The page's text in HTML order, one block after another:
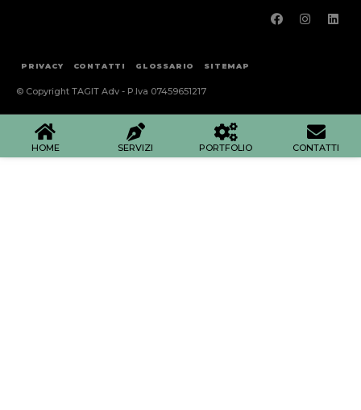
© Copyright TAGIT Adv - P.Iva 07459651217
PRIVACY CONTATTI GLOSSARIO SITEMAP
HOME SERVIZI PORTFOLIO CONTATTI